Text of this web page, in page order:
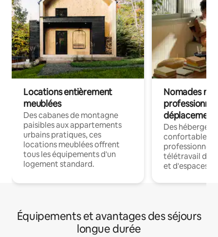
Locations entièrement
meublées
Des cabanes de montagne
paisibles aux appartements
urbains pratiques, ces
locations meublées offrent
tous les équipements d'un
logement standard.
Nomades
déplacement
Des
confortables
professionnels
télétravail
et d'espaces
Équipements et avantages des séjours
longue durée